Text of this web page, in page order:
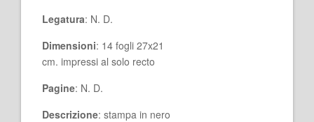
Legatura: N. D.
Dimensioni: 14 fogli 27x21
cm. impressi al solo recto
Pagine: N. D.
Descrizione: stampa in nero